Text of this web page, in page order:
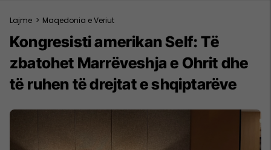
Lajme > Maqedonia e Veriut
Kongresisti amerikan Self: Të
zbatohet Marrëveshja e Ohrit dhe
të ruhen të drejtat e shqiptarëve